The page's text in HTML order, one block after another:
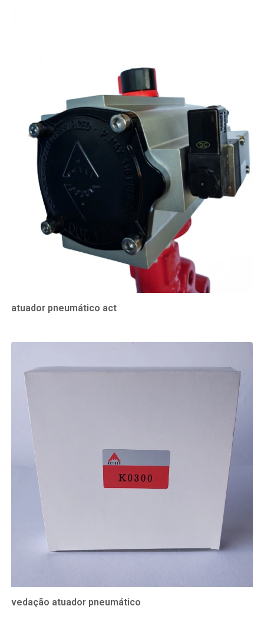
atuador pneumático act
vedação atuador pneumático